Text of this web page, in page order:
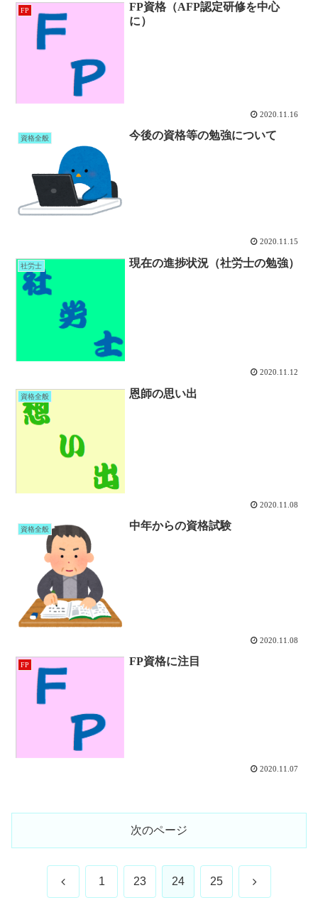
FP
FP資格（AFP認定研修を中心
に）
2020.11.16
資格全般 今後の資格等の勉強について
2020.11.15
社労士 現在の進捗状況（社労士の勉強）
2020.11.12
資格全般 恩師の思い出
2020.11.08
資格全般 中年からの資格試験
2020.11.08
FP FP資格に注目
2020.11.07
次のページ
前 1 23 24 25 次